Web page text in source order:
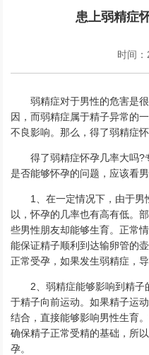
患上弱精症
时间
弱精症对于男性的危害是
因，而弱精症属于精子异常的
不良影响。那么，得了弱精症
得了弱精症怀孕几率大吗?
是否能够怀孕的问题，应该看
1、在一定情况下，由于
以，怀孕的几率也有高有低。
些男性朋友却能够生育。正常
能保证精子顺利到达输卵管的
正常受孕，如果发生弱精症，
2、弱精症能够影响到精
于精子向前运动。如果精子运
结合，直接能够影响男性生育
确保精子正常受精的基础，所
孕。